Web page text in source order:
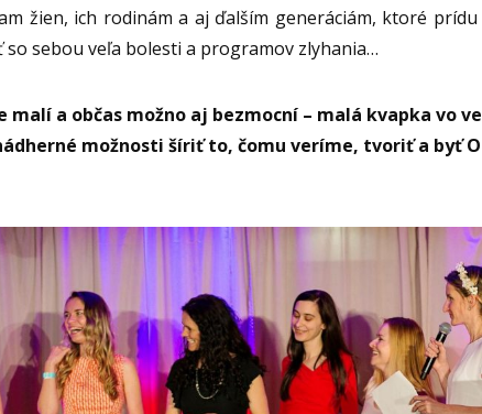
žien, ich rodinám a aj ďalším generáciám, ktoré
sebou veľa bolesti a programov zlyhania…
malí a občas možno aj bezmocní – malá kvapka vo
možnosti šíriť to, čomu veríme, tvoriť a byť